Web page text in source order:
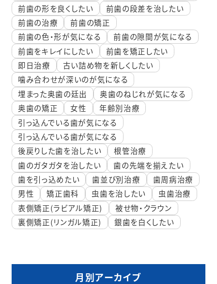
前歯の形を良くしたい
前歯の段差を治したい
前歯の治療
前歯の矯正
前歯の色・形が気になる
前歯の隙間が気になる
前歯をキレイにしたい
前歯を矯正したい
即日治療
古い詰め物を新しくしたい
噛み合わせが深いのが気になる
埋まった奥歯の廷出
奥歯のねじれが気になる
奥歯の矯正
女性
年齢別治療
引っ込んでいる歯が気になる
引っ込んでいる歯が気になる
後戻りした歯を治したい
根管治療
歯のガタガタを治したい
歯の先端を揃えたい
歯を引っ込めたい
歯並び別治療
歯周病治療
男性
矯正歯科 虫歯を治したい
虫歯治療
表側矯正(ラビアル矯正)
被せ物・クラウン
裏側矯正(リンガル矯正)
銀歯を白くしたい
月別アーカイブ